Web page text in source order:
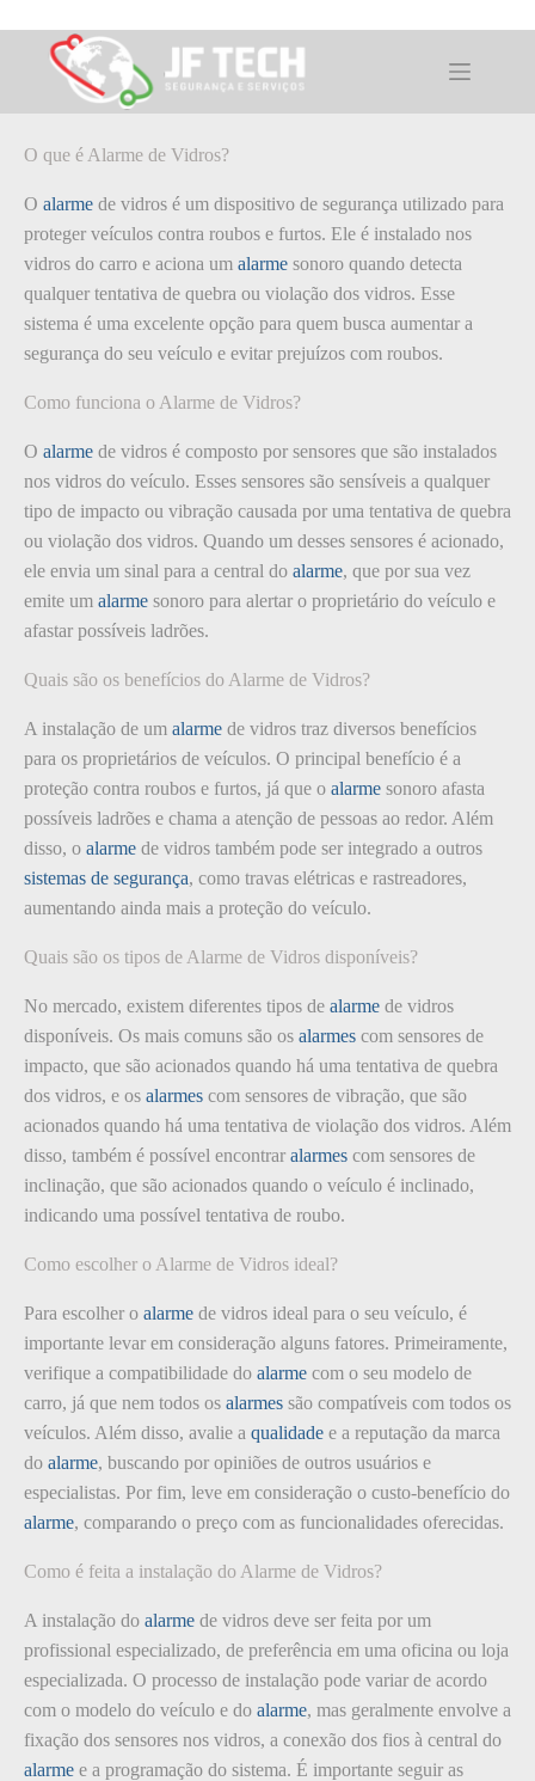
para
conteúdoO que é: Alarme de Vidros
O que é Alarme de Vidros?
O alarme de vidros é um dispositivo de segurança utilizado para
proteger veículos contra roubos e furtos. Ele é instalado nos
vidros do carro e aciona um alarme sonoro quando detecta
qualquer tentativa de quebra ou violação dos vidros. Esse
sistema é uma excelente opção para quem busca aumentar a
segurança do seu veículo e evitar prejuízos com roubos.
Como funciona o Alarme de Vidros?
O alarme de vidros é composto por sensores que são instalados
nos vidros do veículo. Esses sensores são sensíveis a qualquer
tipo de impacto ou vibração causada por uma tentativa de quebra
ou violação dos vidros. Quando um desses sensores é acionado,
ele envia um sinal para a central do alarme, que por sua vez
emite um alarme sonoro para alertar o proprietário do veículo e
afastar possíveis ladrões.
Quais são os benefícios do Alarme de Vidros?
A instalação de um alarme de vidros traz diversos benefícios
para os proprietários de veículos. O principal benefício é a
proteção contra roubos e furtos, já que o alarme sonoro afasta
possíveis ladrões e chama a atenção de pessoas ao redor. Além
disso, o alarme de vidros também pode ser integrado a outros
sistemas de segurança, como travas elétricas e rastreadores,
aumentando ainda mais a proteção do veículo.
Quais são os tipos de Alarme de Vidros disponíveis?
No mercado, existem diferentes tipos de alarme de vidros
disponíveis. Os mais comuns são os alarmes com sensores de
impacto, que são acionados quando há uma tentativa de quebra
dos vidros, e os alarmes com sensores de vibração, que são
acionados quando há uma tentativa de violação dos vidros. Além
disso, também é possível encontrar alarmes com sensores de
inclinação, que são acionados quando o veículo é inclinado,
indicando uma possível tentativa de roubo.
Como escolher o Alarme de Vidros ideal?
Para escolher o alarme de vidros ideal para o seu veículo, é
importante levar em consideração alguns fatores. Primeiramente,
verifique a compatibilidade do alarme com o seu modelo de
carro, já que nem todos os alarmes são compatíveis com todos os
veículos. Além disso, avalie a qualidade e a reputação da marca
do alarme, buscando por opiniões de outros usuários e
especialistas. Por fim, leve em consideração o custo-benefício do
alarme, comparando o preço com as funcionalidades oferecidas.
Como é feita a instalação do Alarme de Vidros?
A instalação do alarme de vidros deve ser feita por um
profissional especializado, de preferência em uma oficina ou loja
especializada. O processo de instalação pode variar de acordo
com o modelo do veículo e do alarme, mas geralmente envolve a
fixação dos sensores nos vidros, a conexão dos fios à central do
alarme e a programação do sistema. É importante seguir as